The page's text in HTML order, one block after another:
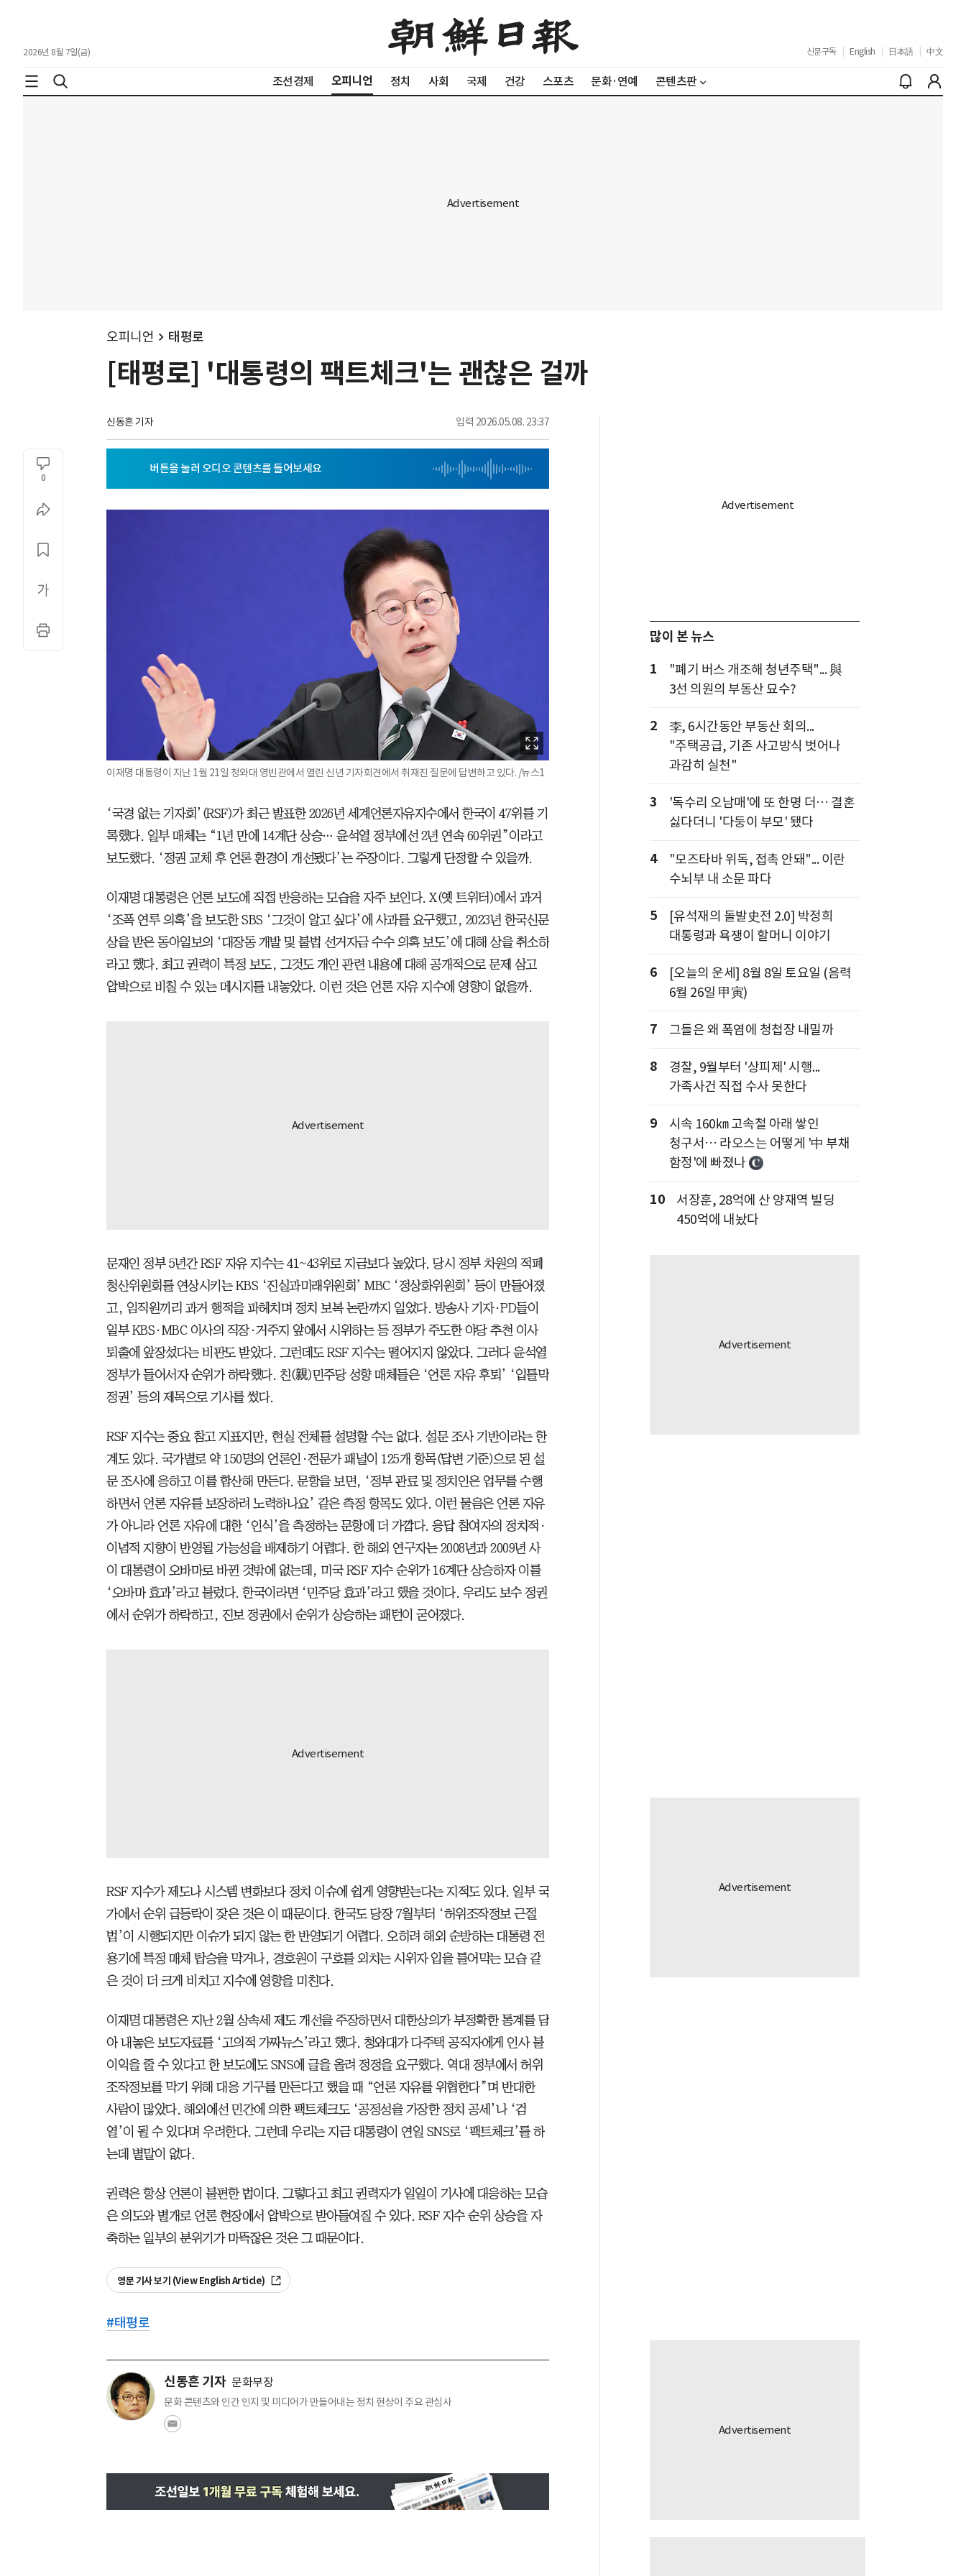
2026년 8월 7일(금) 신문구독 English 日本語 中文
조선경제 오피니언 정치 사회 국제 건강 스포츠 문화·연예 콘텐츠판
오피니언 태평로
[태평로] '대통령의 팩트체크'는 괜찮은 걸까
신동흔 기자 입력 2026.05.08. 23:37
0
이재명 대통령이 지난 1월 21일 청와대 영빈관에서 열린 신년 기자회견에서 취재진 질문에 답변하고 있다. /뉴스1
‘국경 없는 기자회’(RSF)가 최근 발표한 2026년 세계언론자유지수에서 한국이 47위를 기
록했다. 일부 매체는 “1년 만에 14계단 상승… 윤석열 정부에선 2년 연속 60위권”이라고
보도했다. ‘정권 교체 후 언론 환경이 개선됐다’는 주장이다. 그렇게 단정할 수 있을까.
이재명 대통령은 언론 보도에 직접 반응하는 모습을 자주 보인다. X(옛 트위터)에서 과거
‘조폭 연루 의혹’을 보도한 SBS ‘그것이 알고 싶다’에 사과를 요구했고, 2023년 한국신문
상을 받은 동아일보의 ‘대장동 개발 및 불법 선거자금 수수 의혹 보도’에 대해 상을 취소하
라고 했다. 최고 권력이 특정 보도, 그것도 개인 관련 내용에 대해 공개적으로 문제 삼고
압박으로 비칠 수 있는 메시지를 내놓았다. 이런 것은 언론 자유 지수에 영향이 없을까.
문재인 정부 5년간 RSF 자유 지수는 41~43위로 지금보다 높았다. 당시 정부 차원의 적폐
청산위원회를 연상시키는 KBS ‘진실과미래위원회’ MBC ‘정상화위원회’ 등이 만들어졌
고, 임직원끼리 과거 행적을 파헤치며 정치 보복 논란까지 일었다. 방송사 기자·PD들이
일부 KBS·MBC 이사의 직장·거주지 앞에서 시위하는 등 정부가 주도한 야당 추천 이사
퇴출에 앞장섰다는 비판도 받았다. 그런데도 RSF 지수는 떨어지지 않았다. 그러다 윤석열
정부가 들어서자 순위가 하락했다. 친(親)민주당 성향 매체들은 ‘언론 자유 후퇴’ ‘입틀막
정권’ 등의 제목으로 기사를 썼다.
RSF 지수는 중요 참고 지표지만, 현실 전체를 설명할 수는 없다. 설문 조사 기반이라는 한
계도 있다. 국가별로 약 150명의 언론인·전문가 패널이 125개 항목(답변 기준)으로 된 설
문 조사에 응하고 이를 합산해 만든다. 문항을 보면, ‘정부 관료 및 정치인은 업무를 수행
하면서 언론 자유를 보장하려 노력하나요’ 같은 측정 항목도 있다. 이런 물음은 언론 자유
가 아니라 언론 자유에 대한 ‘인식’을 측정하는 문항에 더 가깝다. 응답 참여자의 정치적·
이념적 지향이 반영될 가능성을 배제하기 어렵다. 한 해외 연구자는 2008년과 2009년 사
이 대통령이 오바마로 바뀐 것밖에 없는데, 미국 RSF 지수 순위가 16계단 상승하자 이를
‘오바마 효과’라고 불렀다. 한국이라면 ‘민주당 효과’라고 했을 것이다. 우리도 보수 정권
에서 순위가 하락하고, 진보 정권에서 순위가 상승하는 패턴이 굳어졌다.
RSF 지수가 제도나 시스템 변화보다 정치 이슈에 쉽게 영향받는다는 지적도 있다. 일부 국
가에서 순위 급등락이 잦은 것은 이 때문이다. 한국도 당장 7월부터 ‘허위조작정보 근절
법’이 시행되지만 이슈가 되지 않는 한 반영되기 어렵다. 오히려 해외 순방하는 대통령 전
용기에 특정 매체 탑승을 막거나, 경호원이 구호를 외치는 시위자 입을 틀어막는 모습 같
은 것이 더 크게 비치고 지수에 영향을 미친다.
이재명 대통령은 지난 2월 상속세 제도 개선을 주장하면서 대한상의가 부정확한 통계를 담
아 내놓은 보도자료를 ‘고의적 가짜뉴스’라고 했다. 청와대가 다주택 공직자에게 인사 불
이익을 줄 수 있다고 한 보도에도 SNS에 글을 올려 정정을 요구했다. 역대 정부에서 허위
조작정보를 막기 위해 대응 기구를 만든다고 했을 때 “언론 자유를 위협한다”며 반대한
사람이 많았다. 해외에선 민간에 의한 팩트체크도 ‘공정성을 가장한 정치 공세’나 ‘검
열’이 될 수 있다며 우려한다. 그런데 우리는 지금 대통령이 연일 SNS로 ‘팩트체크’를 하
는데 별말이 없다.
권력은 항상 언론이 불편한 법이다. 그렇다고 최고 권력자가 일일이 기사에 대응하는 모습
은 의도와 별개로 언론 현장에서 압박으로 받아들여질 수 있다. RSF 지수 순위 상승을 자
축하는 일부의 분위기가 마뜩잖은 것은 그 때문이다.
영문 기사 보기 (View English Article)
#태평로
신동흔 기자 문화부장
문화 콘텐츠와 인간 인지 및 미디어가 만들어내는 정치 현상이 주요 관심사
많이 본 뉴스
1
"폐기 버스 개조해 청년주택"... 與
3선 의원의 부동산 묘수?
2
李, 6시간동안 부동산 회의...
"주택공급, 기존 사고방식 벗어나
과감히 실천"
3
'독수리 오남매'에 또 한명 더… 결혼
싫다더니 '다둥이 부모' 됐다
4
"모즈타바 위독, 접촉 안돼"... 이란
수뇌부 내 소문 파다
5
[유석재의 돌발史전 2.0] 박정희
대통령과 욕쟁이 할머니 이야기
6
[오늘의 운세] 8월 8일 토요일 (음력
6월 26일 甲寅)
7 그들은 왜 폭염에 청첩장 내밀까
8
경찰, 9월부터 '상피제' 시행...
가족사건 직접 수사 못한다
9
시속 160㎞ 고속철 아래 쌓인
청구서… 라오스는 어떻게 '中 부채
함정'에 빠졌나
10
서장훈, 28억에 산 양재역 빌딩
450억에 내놨다